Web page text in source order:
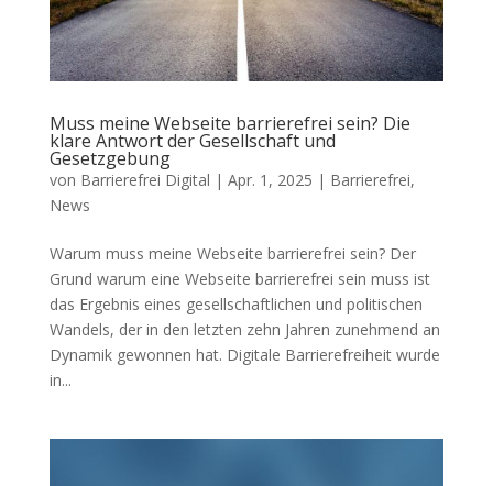
Muss meine Webseite barrierefrei sein? Die
klare Antwort der Gesellschaft und
Gesetzgebung
von Barrierefrei Digital | Apr. 1, 2025 | Barrierefrei,
News
Warum muss meine Webseite barrierefrei sein? Der
Grund warum eine Webseite barrierefrei sein muss ist
das Ergebnis eines gesellschaftlichen und politischen
Wandels, der in den letzten zehn Jahren zunehmend an
Dynamik gewonnen hat. Digitale Barrierefreiheit wurde
in...